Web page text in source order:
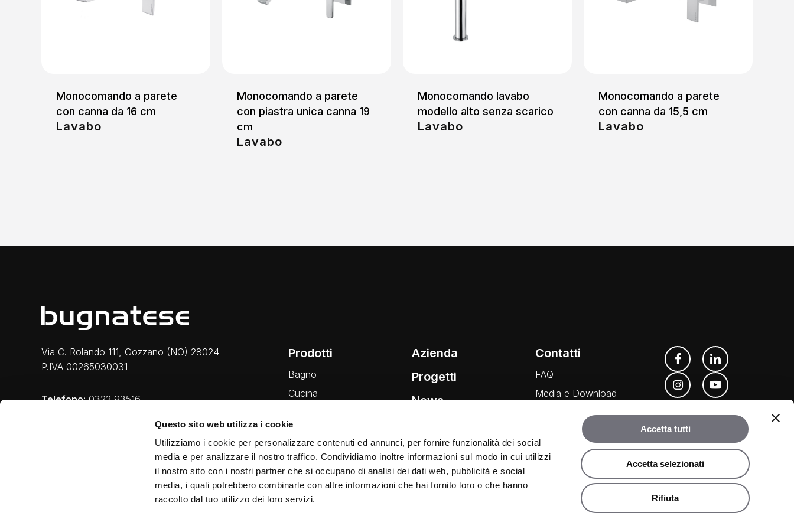
Questo sito web utilizza i cookie
Utilizziamo i cookie per personalizzare contenuti ed annunci, per fornire funzionalità dei social
media e per analizzare il nostro traffico. Condividiamo inoltre informazioni sul modo in cui utilizzi
il nostro sito con i nostri partner che si occupano di analisi dei dati web, pubblicità e social
media, i quali potrebbero combinarle con altre informazioni che hai fornito loro o che hanno
raccolto dal tuo utilizzo dei loro servizi.
Accetta tutti
Accetta selezionati
Rifiuta
Monocomando a parete
con canna da 16 cm
Lavabo
Monocomando a parete
con piastra unica canna 19
cm
Lavabo
Monocomando lavabo
modello alto senza scarico
Lavabo
Monocomando a parete
con canna da 15,5 cm
Lavabo
Via C. Rolando 111, Gozzano (NO) 28024
P.IVA 00265030031
Telefono:0322 93516
Prodotti
Bagno
Cucina
Finiture
Azienda
Progetti
News
Contatti
FAQ
Media e Download